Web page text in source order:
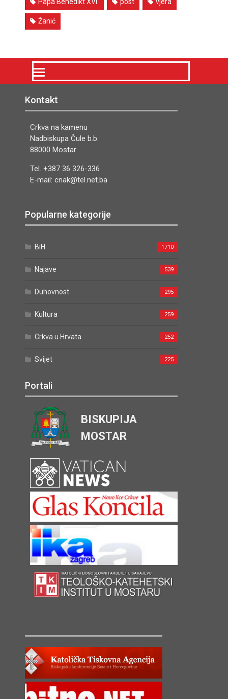
Žanić
Kontakt
Crkva na kamenu
Nadbiskupa Čule b.b.
88000 Mostar
Tel. +387 36 326-336
E-mail: cnak@tel.net.ba
Popularne kategorije
BiH 1710
Najave 539
Duhovnost 295
Kultura 259
Crkva u Hrvata 252
Svijet 225
Portali
BISKUPIJA
MOSTAR